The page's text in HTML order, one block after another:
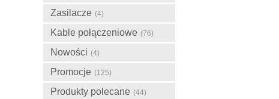
Zasilacze (4)
Kable połączeniowe (76)
Nowości (4)
Promocje (125)
Produkty polecane (44)